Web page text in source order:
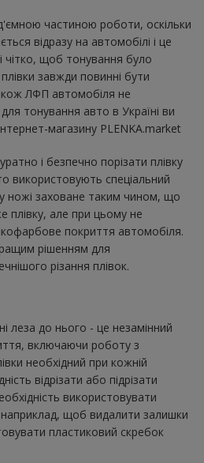
частиною роботи, оскільки
відразу на автомобілі і це
чітко, щоб тонування було
завжди повинні бути
ЛФП автомобіля не
тонування авто в Україні ви
магазину PLENKA.market
і безпечно порізати плівку
використовують спеціальний
ножі заховане таким чином, що
плівку, але при цьому не
покриття автомобіля.
рішенням для
різання плівок.
леза до нього - це незамінний
включаючи роботу з
необхідний при кожній
відрізати або підрізати
використовувати
щоб видалити залишки
пластиковий скребок